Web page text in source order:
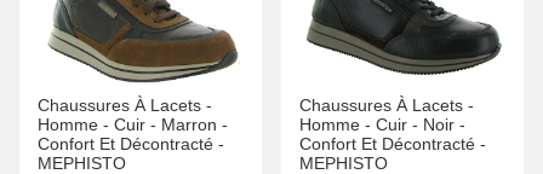
Chaussures À Lacets -
Homme - Cuir - Marron -
Confort Et Décontracté -
MEPHISTO
Chaussures À Lacets -
Homme - Cuir - Noir -
Confort Et Décontracté -
MEPHISTO